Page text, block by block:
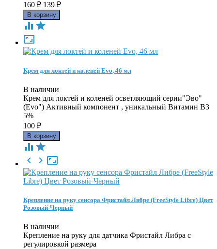
160 ₽ 139 ₽
 

Крем для локтей и коленей Evo, 46 мл
В наличии
Крем для локтей и коленей осветляющий серии"Эво"
(Evo") Активный компонент , уникальный Витамин В3
5%
100 ₽
 

 
Крепление на руку сенсора Фристайл Либре (FreeStyle Libre) Цвет
Розовый-Черный
В наличии
Крепление на руку для датчика Фристайл Либра с
регулировкой размера